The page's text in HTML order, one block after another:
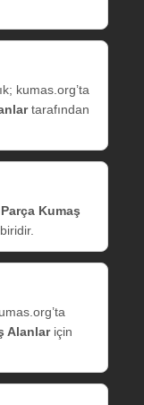
kumas.org’ta
tarafından
Parça Kumaş
Alanlariçin